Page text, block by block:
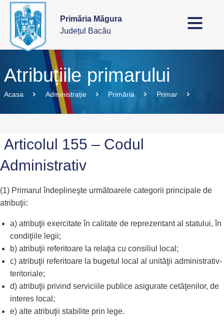
Primăria Măgura
Județul Bacău
Atribuțiile primarului
Acasa Administrație Primăria Primar
Articolul 155 – Codul
Administrativ
(1) Primarul îndeplineşte următoarele categorii principale de
atribuţii:
a) atribuţii exercitate în calitate de reprezentant al statului, în
condiţiile legii;
b) atribuţii referitoare la relaţia cu consiliul local;
c) atribuţii referitoare la bugetul local al unităţii administrativ-
teritoriale;
d) atribuţii privind serviciile publice asigurate cetăţenilor, de
interes local;
e) alte atribuţii stabilite prin lege.